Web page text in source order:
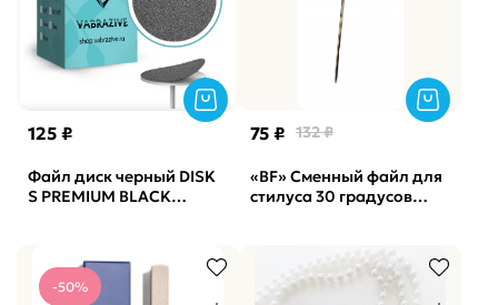
125 ₽
Файл диск черный DISK
S PREMIUM BLACK
75 ₽ 132 ₽
«BF» Сменный файл для
стилуса 30 градусов
штук, 240 гр
-50%